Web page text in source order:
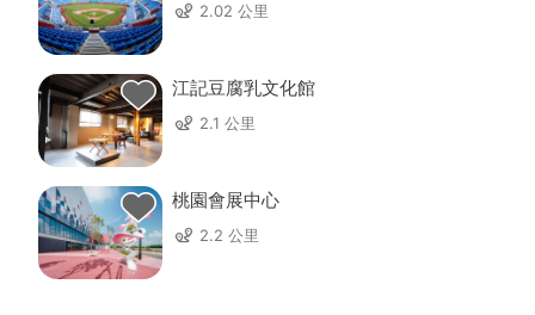
2.02 公里
江記豆腐乳文化館
2.1 公里
桃園會展中心
2.2 公里